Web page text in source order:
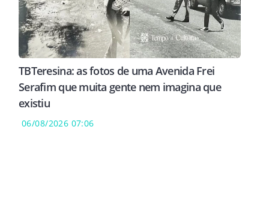
TBTeresina: as fotos de uma Avenida Frei
Serafim que muita gente nem imagina que
existiu
06/08/2026 07:06